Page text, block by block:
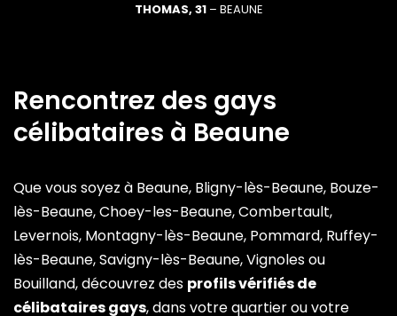
THOMAS, 31– BEAUNE
Rencontrez des gays
célibataires à Beaune
Que vous soyez à Beaune, Bligny-lès-Beaune, Bouze-
lès-Beaune, Choey-les-Beaune, Combertault,
Levernois, Montagny-lès-Beaune, Pommard, Ruffey-
lès-Beaune, Savigny-lès-Beaune, Vignoles ou
Bouilland, découvrez des profils vérifiés de
célibataires gays, dans votre quartier ou votre